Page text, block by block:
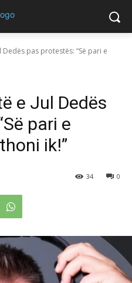
pas protestës: “Së pari e
e Jul Dedës
pari e
ik!”
0
34